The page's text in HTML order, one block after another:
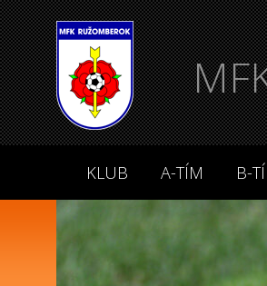
KLUB A-TÍM B-